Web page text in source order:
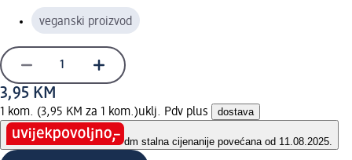
veganski proizvod
3,95 KM
1 kom. (3,95 KM za 1 kom.)uklj. Pdv plus dostava
dm stalna cijenanije povećana od 11.08.2025.